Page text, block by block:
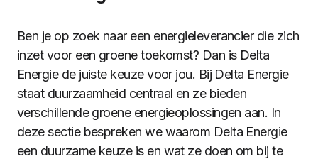
Ben je op zoek naar een energieleverancier die zich
inzet voor een groene toekomst? Dan is Delta
Energie de juiste keuze voor jou. Bij Delta Energie
staat duurzaamheid centraal en ze bieden
verschillende groene energieoplossingen aan. In
deze sectie bespreken we waarom Delta Energie
een duurzame keuze is en wat ze doen om bij te